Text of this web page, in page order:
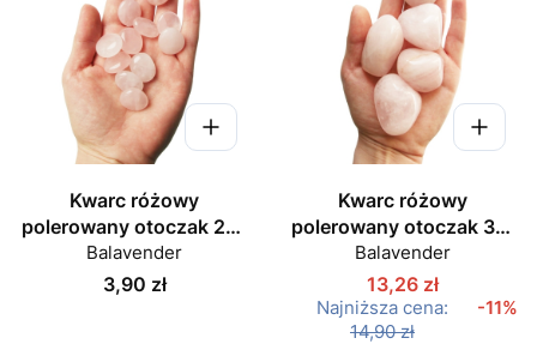
Kwarc różowy
polerowany otoczak 20-
25 mm
Balavender
Cena
3,90 zł
Kwarc różowy
polerowany otoczak 35-
45 mm
Balavender
13,26 zł
Najniższa cena:
14,90 zł
-11%